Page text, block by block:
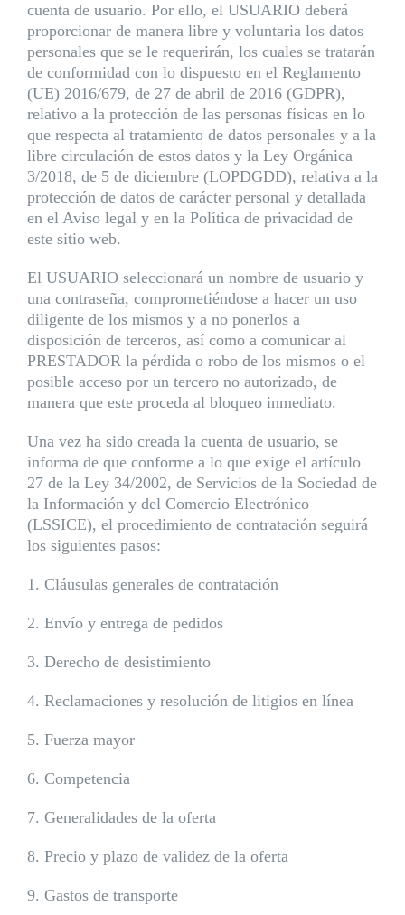
cuenta de usuario. Por ello, el USUARIO deberá
proporcionar de manera libre y voluntaria los datos
personales que se le requerirán, los cuales se tratarán
de conformidad con lo dispuesto en el Reglamento
(UE) 2016/679, de 27 de abril de 2016 (GDPR),
relativo a la protección de las personas físicas en lo
que respecta al tratamiento de datos personales y a la
libre circulación de estos datos y la Ley Orgánica
3/2018, de 5 de diciembre (LOPDGDD), relativa a la
protección de datos de carácter personal y detallada
en el Aviso legal y en la Política de privacidad de
este sitio web.
El USUARIO seleccionará un nombre de usuario y
una contraseña, comprometiéndose a hacer un uso
diligente de los mismos y a no ponerlos a
disposición de terceros, así como a comunicar al
PRESTADOR la pérdida o robo de los mismos o el
posible acceso por un tercero no autorizado, de
manera que este proceda al bloqueo inmediato.
Una vez ha sido creada la cuenta de usuario, se
informa de que conforme a lo que exige el artículo
27 de la Ley 34/2002, de Servicios de la Sociedad de
la Información y del Comercio Electrónico
(LSSICE), el procedimiento de contratación seguirá
los siguientes pasos:
1. Cláusulas generales de contratación
2. Envío y entrega de pedidos
3. Derecho de desistimiento
4. Reclamaciones y resolución de litigios en línea
5. Fuerza mayor
6. Competencia
7. Generalidades de la oferta
8. Precio y plazo de validez de la oferta
9. Gastos de transporte